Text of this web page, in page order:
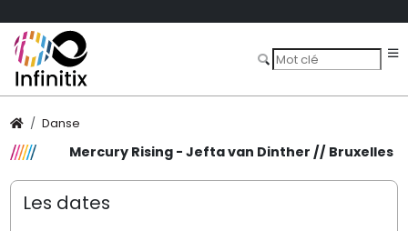
Danse
Mercury Rising - Jefta van Dinther // Bruxelles
Les dates